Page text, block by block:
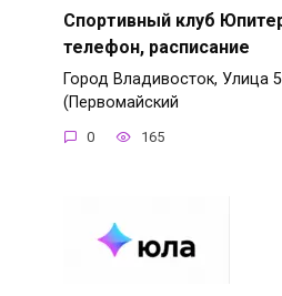
Спортивный клуб
телефон, расписание
Город Владивосток, Улица
(Первомайский
0 165